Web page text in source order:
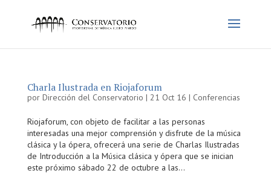
Charla Ilustrada en Riojaforum
por Dirección del Conservatorio | 21 Oct 16 | Conferencias
Riojaforum, con objeto de facilitar a las personas
interesadas una mejor comprensión y disfrute de la música
clásica y la ópera, ofrecerá una serie de Charlas Ilustradas
de Introducción a la Música clásica y ópera que se inician
este próximo sábado 22 de octubre a las...